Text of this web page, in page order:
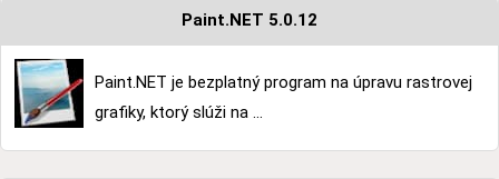
Paint.NET 5.0.12
Paint.NET je bezplatný program na úpravu rastrovej
grafiky, ktorý slúži na ...